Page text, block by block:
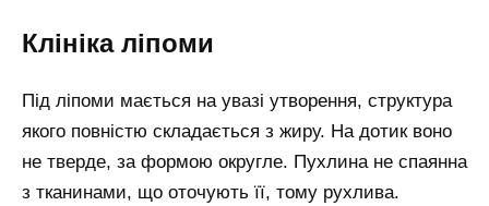
Клініка ліпоми
Під ліпоми мається на увазі утворення, структура
якого повністю складається з жиру. На дотик воно
не тверде, за формою округле. Пухлина не спаянна
з тканинами, що оточують її, тому рухлива.